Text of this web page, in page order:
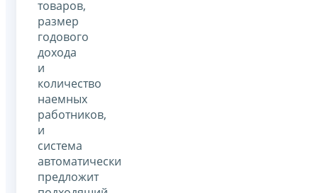
товаров,
размер
годового
дохода
и
количество
наемных
работников,
и
система
автоматически
предложит